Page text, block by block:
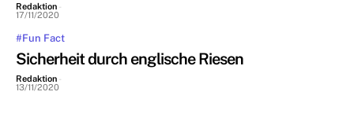
Redaktion -
17/11/2020
#Fun Fact
Sicherheit durch englische Riesen
Redaktion -
13/11/2020